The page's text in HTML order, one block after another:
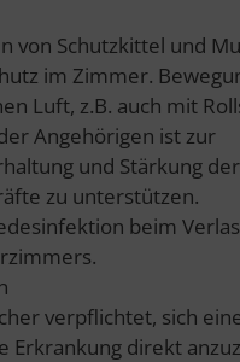
von Schutzkittel und
im Zimmer.
Luft, z.B. auch mit
Angehörigen ist zur
und Stärkung der
zu unterstützen.
beim
verpflichtet, sich
Erkrankung direkt